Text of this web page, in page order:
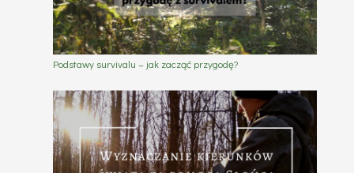
Podstawy survivalu – jak zacząć przygodę?